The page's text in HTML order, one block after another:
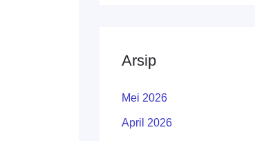
Arsip
Mei 2026
April 2026